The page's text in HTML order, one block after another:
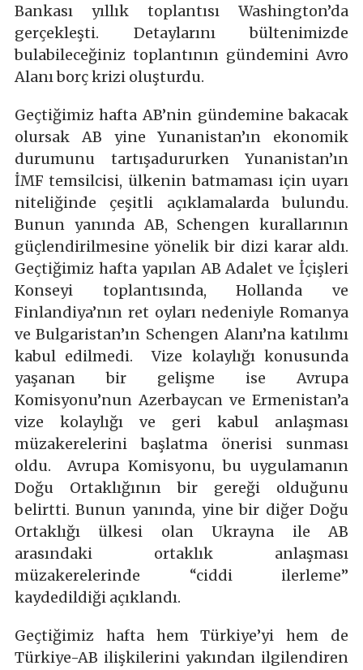
Bankası yıllık toplantısı Washington’da
gerçekleşti. Detaylarını bültenimizde
bulabileceğiniz toplantının gündemini Avro
Alanı borç krizi oluşturdu.
Geçtiğimiz hafta AB’nin gündemine bakacak
olursak AB yine Yunanistan’ın ekonomik
durumunu tartışadururken Yunanistan’ın
İMF temsilcisi, ülkenin batmaması için uyarı
niteliğinde çeşitli açıklamalarda bulundu.
Bunun yanında AB, Schengen kurallarının
güçlendirilmesine yönelik bir dizi karar aldı.
Geçtiğimiz hafta yapılan AB Adalet ve İçişleri
Konseyi toplantısında, Hollanda ve
Finlandiya’nın ret oyları nedeniyle Romanya
ve Bulgaristan’ın Schengen Alanı’na katılımı
kabul edilmedi. Vize kolaylığı konusunda
yaşanan bir gelişme ise Avrupa
Komisyonu’nun Azerbaycan ve Ermenistan’a
vize kolaylığı ve geri kabul anlaşması
müzakerelerini başlatma önerisi sunması
oldu. Avrupa Komisyonu, bu uygulamanın
Doğu Ortaklığının bir gereği olduğunu
belirtti. Bunun yanında, yine bir diğer Doğu
Ortaklığı ülkesi olan Ukrayna ile AB
arasındaki ortaklık anlaşması
müzakerelerinde “ciddi ilerleme”
kaydedildiği açıklandı.
Geçtiğimiz hafta hem Türkiye’yi hem de
Türkiye-AB ilişkilerini yakından ilgilendiren